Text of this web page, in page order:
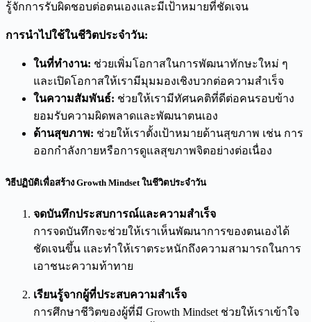
รู้จักการรับผิดชอบต่อตนเองและมีเป้าหมายที่ชัดเจน
การนำไปใช้ในชีวิตประจำวัน:
ในที่ทำงาน: ช่วยเพิ่มโอกาสในการพัฒนาทักษะใหม่ ๆ
และเปิดโอกาสให้เรามีมุมมองเชิงบวกต่อความสำเร็จ
ในความสัมพันธ์: ช่วยให้เรามีทัศนคติที่ดีต่อคนรอบข้าง
ยอมรับความผิดพลาดและพัฒนาตนเอง
ด้านสุขภาพ: ช่วยให้เราตั้งเป้าหมายด้านสุขภาพ เช่น การ
ออกกำลังกายหรือการดูแลสุขภาพจิตอย่างต่อเนื่อง
วิธีปฏิบัติเพื่อสร้าง Growth Mindset ในชีวิตประจำวัน
จดบันทึกประสบการณ์และความสำเร็จ
การจดบันทึกจะช่วยให้เราเห็นพัฒนาการของตนเองได้
ชัดเจนขึ้น และทำให้เราตระหนักถึงความสามารถในการ
เอาชนะความท้าทาย
เรียนรู้จากผู้ที่ประสบความสำเร็จ
การศึกษาชีวิตของผู้ที่มี Growth Mindset ช่วยให้เราเข้าใจ